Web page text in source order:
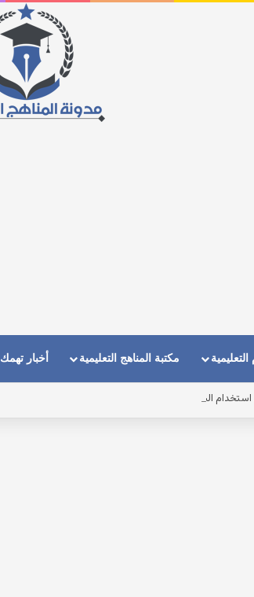
التعليمية مكتبة المناهج التعليمية أخبار تهمك
السماعات عندما يكون الصوت بعيد وقت المكالمات